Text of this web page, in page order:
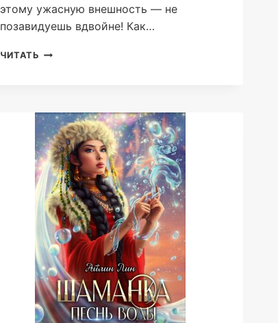
этому ужасную внешность — не
позавидуешь вдвойне! Как…
ЧИТАТЬ ВОЛШЕБНОЕ